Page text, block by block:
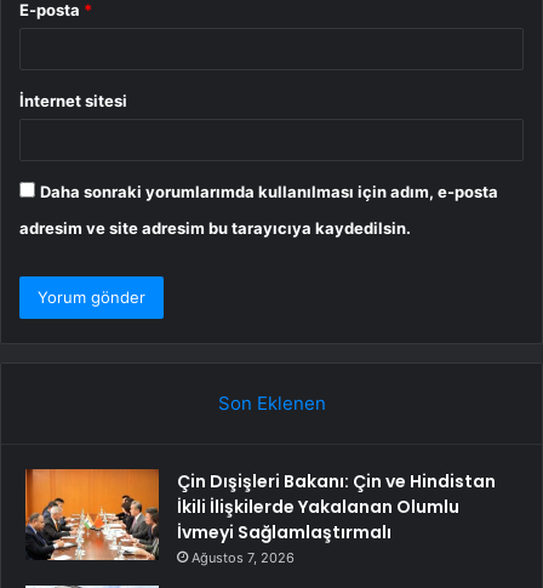
E-posta *
İnternet sitesi
Daha sonraki yorumlarımda kullanılması için adım, e-posta
adresim ve site adresim bu tarayıcıya kaydedilsin.
Son Eklenen
Çin Dışişleri Bakanı: Çin ve Hindistan
İkili İlişkilerde Yakalanan Olumlu
İvmeyi Sağlamlaştırmalı
Ağustos 7, 2026